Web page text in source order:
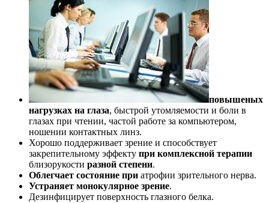
повышеных
нагрузках на глаза, быстрой утомляемости и боли в
глазах при чтении, частой работе за компьютером,
ношении контактных линз.
Хорошо поддерживает зрение и способствует
закрепительному эффекту при комплексной терапии
близорукости разной степени.
Облегчает состояние при атрофии зрительного нерва.
Устраняет монокулярное зрение.
Дезинфицирует поверхность глазного белка.